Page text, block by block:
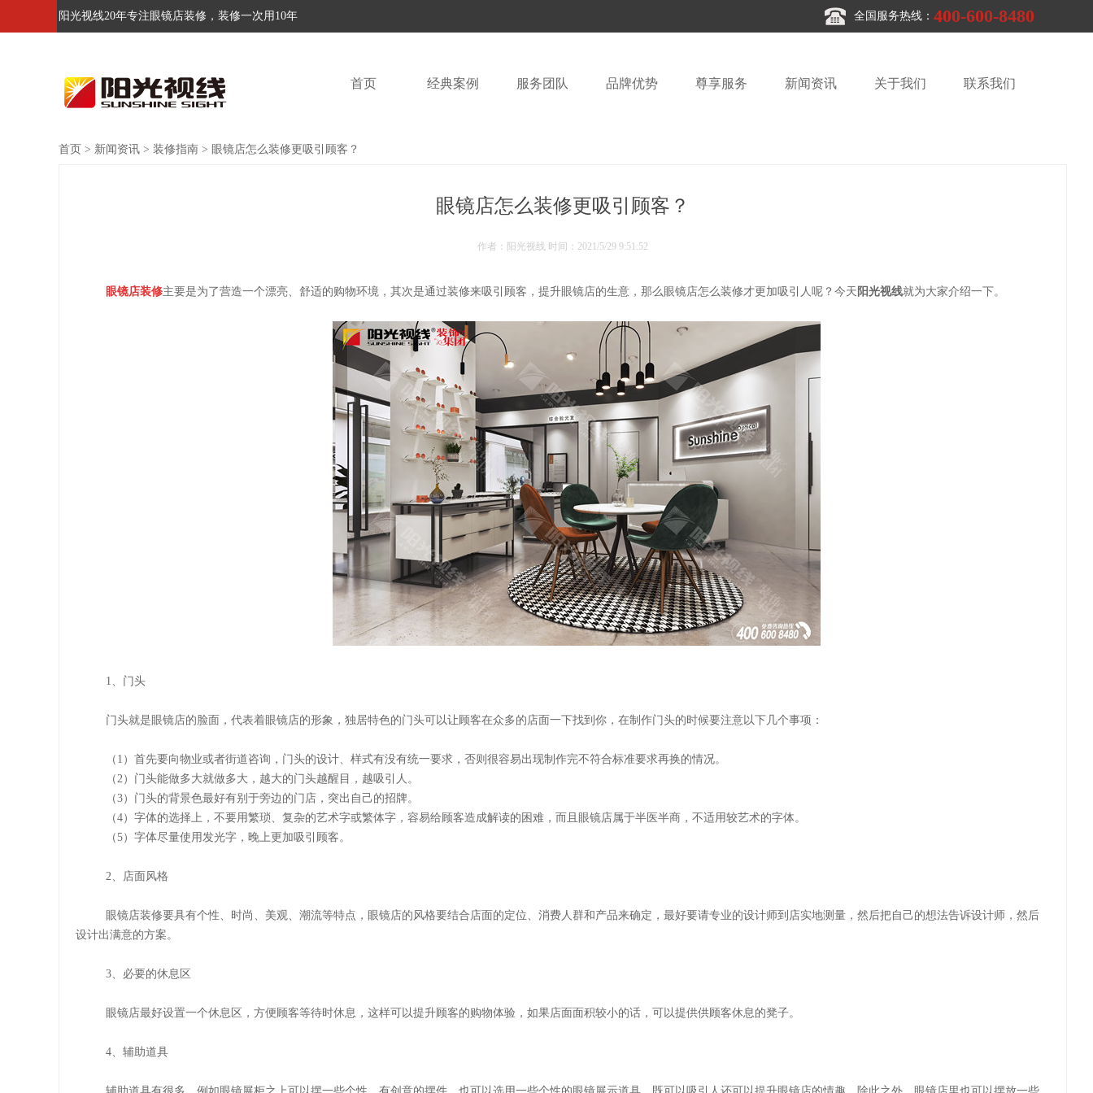
阳光视线20年专注眼镜店装修，装修一次用10年 全国服务热线： 400-600-8480
首页 经典案例 服务团队 品牌优势 尊享服务 新闻资讯 关于我们 联系我们
首页 > 新闻资讯 > 装修指南 > 眼镜店怎么装修更吸引顾客？
眼镜店怎么装修更吸引顾客？
作者：阳光视线 时间： 2021/5/29 9:51:52
眼镜店装修主要是为了营造一个漂亮、舒适的购物环境，其次是通过装修来吸引顾客，提升眼镜店的生意，那么眼镜店怎么装修才更加吸引人呢？今天 阳光视线就为大家介绍一下。
1、门头
门头就是眼镜店的脸面，代表着眼镜店的形象，独居特色的门头可以让顾客在众多的店面一下找到你，在制作门头的时候要注意以下几个事项：
（ 1）首先要向物业或者街道咨询，门头的设计、样式有没有统一要求，否则很容易出现制作完不符合标准要求再换的情况。
（2）门头能做多大就做多大，越大的门头越醒目，越吸引人。
（3）门头的背景色最好有别于旁边的门店，突出自己的招牌。
（4）字体的选择上，不要用繁琐、复杂的艺术字或繁体字，容易给顾客造成解读的困难，而且眼镜店属于半医半商，不适用较艺术的字体。
（5）字体尽量使用发光字，晚上更加吸引顾客。
2、店面风格
眼镜店装修要具有个性、时尚、美观、潮流等特点，眼镜店的风格要结合店面的定位、消费人群和产品来确定，最好要请专业的设计师到店实地测量，然后把自己的想法告诉设计师，然后
设计出满意的方案。
3、必要的休息区
眼镜店最好设置一个休息区，方便顾客等待时休息，这样可以提升顾客的购物体验，如果店面面积较小的话，可以提供供顾客休息的凳子。
4、辅助道具